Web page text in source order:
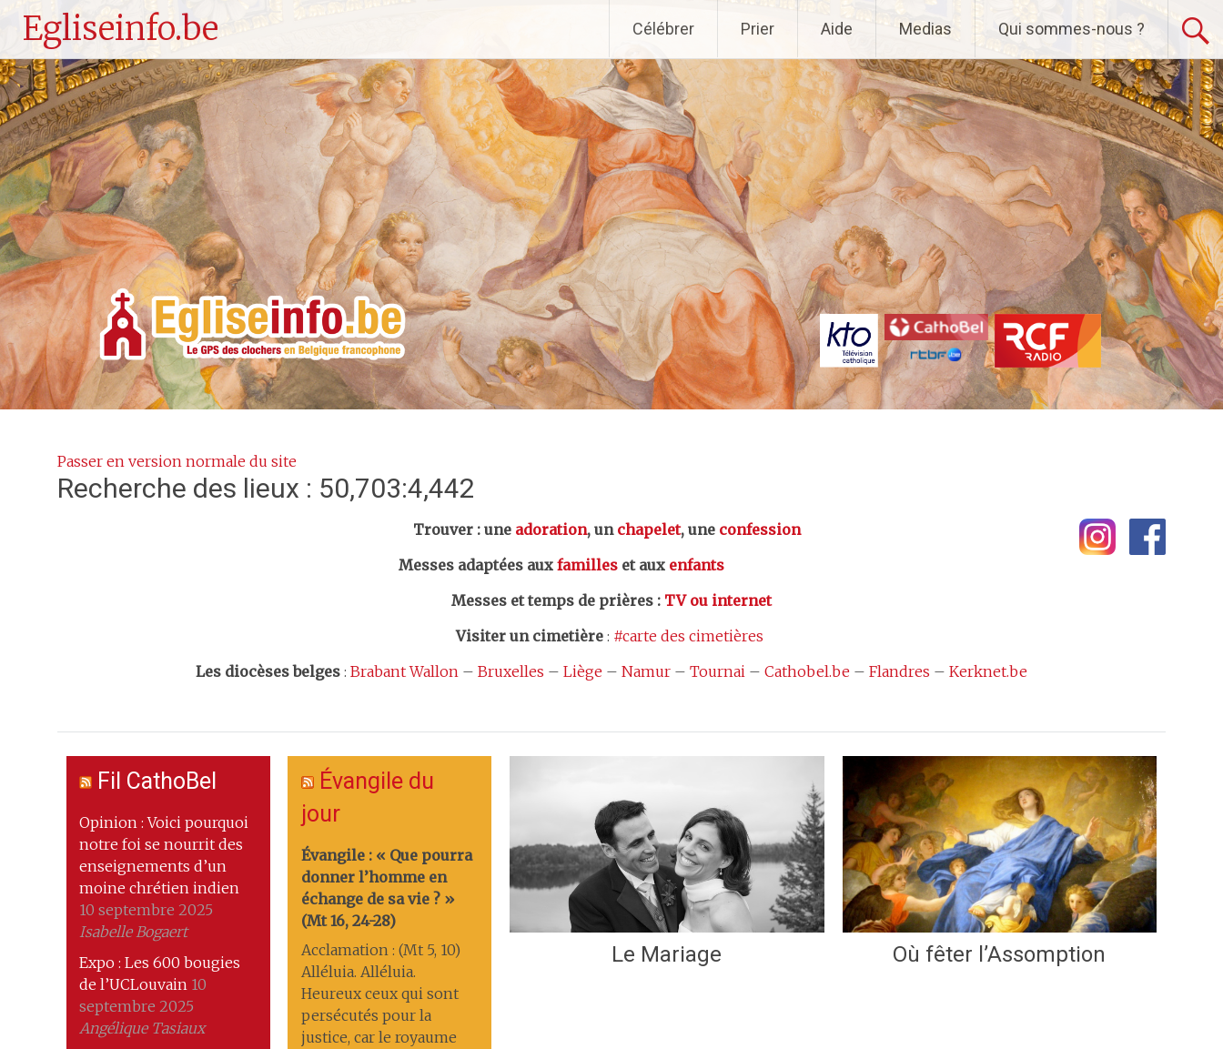
Egliseinfo.be
au
principal
Célébrer Prier Aide Medias Qui sommes-nous ?
Passer en version normale du site
Recherche des lieux : 50,703:4,442
Trouver : une adoration, un chapelet, une confession
Messes adaptées aux familles et aux enfants
Messes et temps de prières : TV ou internet
Visiter un cimetière : #carte des cimetières
Les diocèses belges : Brabant Wallon – Bruxelles – Liège – Namur – Tournai – Cathobel.be – Flandres – Kerknet.be
Fil CathoBel
Opinion : Voici pourquoi
notre foi se nourrit des
enseignements d’un
moine chrétien indien
10 septembre 2025
Isabelle Bogaert
Expo : Les 600 bougies
de l’UCLouvain 10
septembre 2025
Angélique Tasiaux
Évangile du
jour
Évangile : « Que pourra
donner l’homme en
échange de sa vie ? »
(Mt 16, 24-28)
Acclamation : (Mt 5, 10)
Alléluia. Alléluia.
Heureux ceux qui sont
persécutés pour la
justice, car le royaume
Le Mariage Où fêter l’Assomption